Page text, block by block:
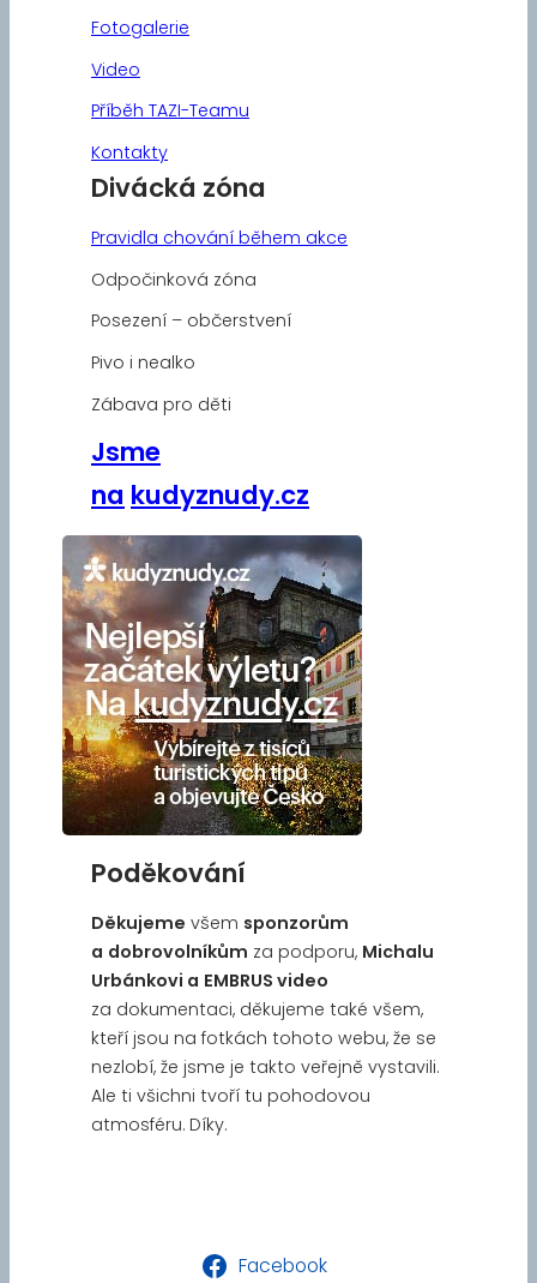
Fotogalerie
Video
Příběh TAZI-Teamu
Kontakty
Divácká zóna
Pravidla chování během akce
Odpočinková zóna
Posezení – občerstvení
Pivo i nealko
Zábava pro děti
Jsme
na kudyznudy.cz
Poděkování
Děkujeme všem sponzorům
a dobrovolníkům za podporu, Michalu
Urbánkovi a EMBRUS video
za dokumentaci, děkujeme také všem,
kteří jsou na fotkách tohoto webu, že se
nezlobí, že jsme je takto veřejně vystavili.
Ale ti všichni tvoří tu pohodovou
atmosféru. Díky.
Facebook